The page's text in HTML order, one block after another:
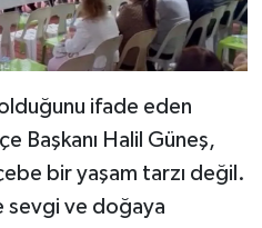
ifade eden
Başkanı Halil Güneş,
bir yaşam tarzı değil.
sevgi ve doğaya